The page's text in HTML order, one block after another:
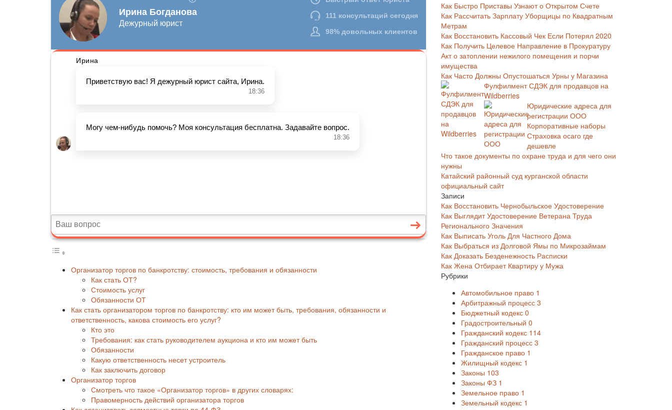
Организатор торгов по банкротству: стоимость, требования и обязанности
Как стать ОТ?
Стоимость услуг
Обязанности ОТ
Как стать организатором торгов по банкротству: кто им может быть, требования, обязанности и
ответственность, какова стоимость его услуг?
Кто это
Требования: как стать руководителем аукциона и кто им может быть
Обязанности
Какую ответственность несет устроитель
Как заключить договор
Организатор торгов
Смотреть что такое «Организатор торгов» в других словарях:
Правомерность действий организатора торгов
Как Быстро Приставы Узнают о Открытом Счете
Как Рассчитать Зарплату Уборщицы по Квадратным
Метрам
Как Восстановить Кассовый Чек Если Потерял 2020
Как Получить Целевое Направление в Прокуратуру
Акт о затоплении нежилого помещения и порчи
имущества
Как Часто Должны Опустошаться Урны у Магазина
Фулфилмент СДЭК для продавцов на
Wildberries
Юридические адреса для
регистрации ООО
Корпоративные наборы
Страховка осаго где
дешевле
Что такое документы по охране труда и для чего они
нужны
Катайский районный суд курганской области
официальный сайт
Записи
Как Восстановить Чернобыльское Удостоверение
Как Выглядит Удостоверение Ветерана Труда
Регионального Значения
Как Выписать Уголь Для Частного Дома
Как Выбраться из Долговой Ямы по Микрозаймам
Как Доказать Безденежность Расписки
Как Жена Отбирает Квартиру у Мужа
Рубрики
Автомобильное право 1
Арбитражный процесс 3
Бюджетный кодекс 0
Градостроительный 0
Гражданский кодекс 114
Гражданский процесс 3
Гражданское право 1
Жилищный кодекс 1
Законы 103
Законы ФЗ 1
Земельное право 1
Земельный кодекс 1